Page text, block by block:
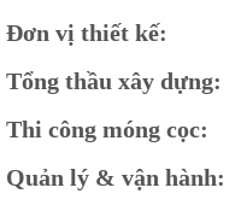
Đơn vị thiết kế:
Tổng thầu xây dựng:
Thi công móng cọc:
Quản lý & vận hành: